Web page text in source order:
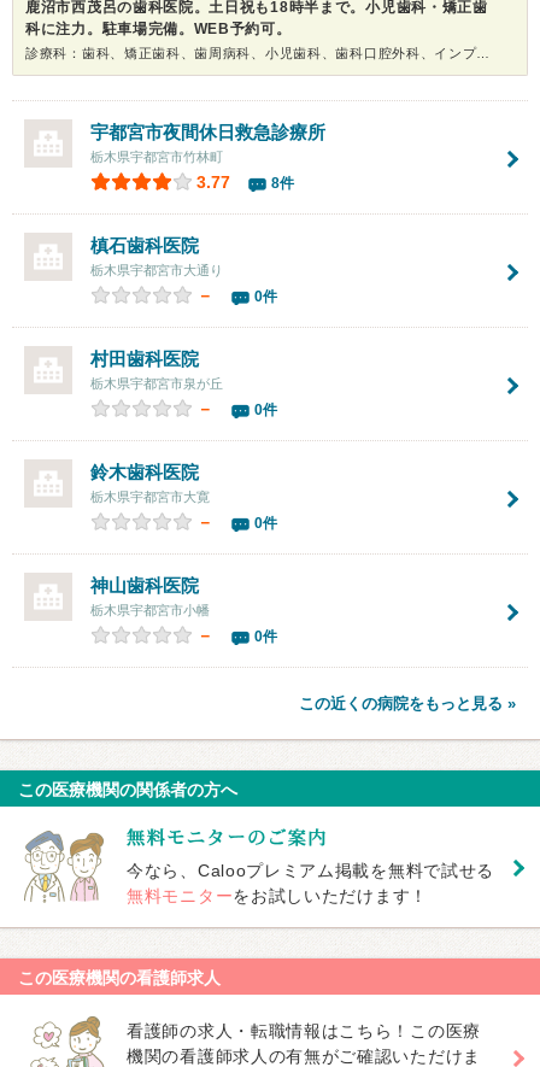
鹿沼市西茂呂の歯科医院。土日祝も18時半まで。小児歯科・矯正歯
科に注力。駐車場完備。WEB予約可。
診療科：歯科、矯正歯科、歯周病科、小児歯科、歯科口腔外科、インプラント、ホワイトニング
宇都宮市夜間休日救急診療所
栃木県宇都宮市竹林町
3.77 8件
槙石歯科医院
栃木県宇都宮市大通り
－ 0件
村田歯科医院
栃木県宇都宮市泉が丘
－ 0件
鈴木歯科医院
栃木県宇都宮市大寛
－ 0件
神山歯科医院
栃木県宇都宮市小幡
－ 0件
この近くの病院をもっと見る »
この医療機関の関係者の方へ
今なら、Calooプレミアム掲載を無料で試せる
無料モニターをお試しいただけます！
この医療機関の看護師求人
看護師の求人・転職情報はこちら！この医療
機関の看護師求人の有無がご確認いただけま